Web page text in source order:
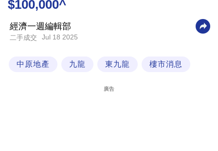
科
職
$100,000^
經濟一週編輯部
二手成交 Jul 18 2025
中原地產 九龍 東九龍 樓市消息
廣告